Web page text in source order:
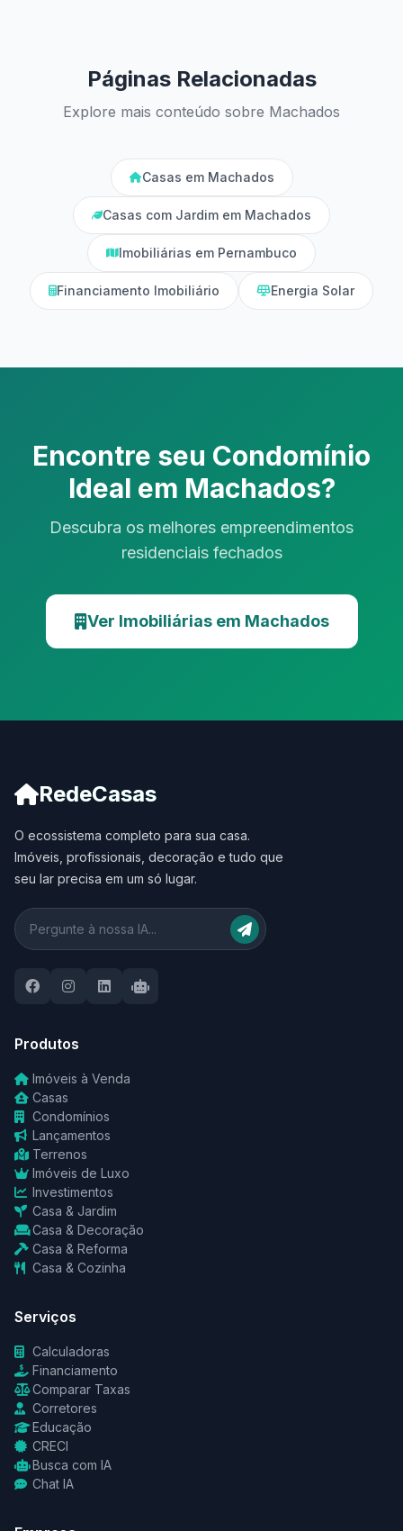
Páginas Relacionadas
Explore mais conteúdo sobre Machados
Casas em Machados
Casas com Jardim em Machados
Imobiliárias em Pernambuco
Financiamento Imobiliário Energia Solar
Encontre seu Condomínio
Ideal em Machados?
Descubra os melhores empreendimentos
residenciais fechados
Ver Imobiliárias em Machados
RedeCasas
O ecossistema completo para sua casa.
Imóveis, profissionais, decoração e tudo que
seu lar precisa em um só lugar.
Produtos
Imóveis à Venda
Casas
Condomínios
Lançamentos
Terrenos
Imóveis de Luxo
Investimentos
Casa & Jardim
Casa & Decoração
Casa & Reforma
Casa & Cozinha
Serviços
Calculadoras
Financiamento
Comparar Taxas
Corretores
Educação
CRECI
Busca com IA
Chat IA